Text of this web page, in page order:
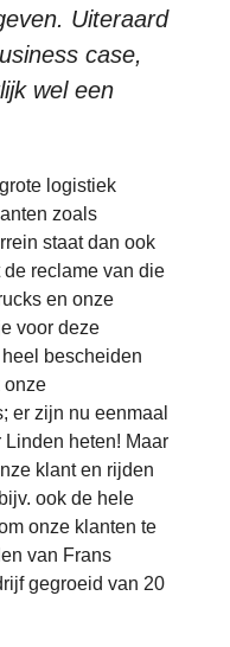
Uiteraard
case,
wel een
logistiek
zoals
staat dan ook
reclame van die
en onze
voor deze
bescheiden
onze
er zijn nu eenmaal
Linden heten! Maar
klant en rijden
ook de hele
onze klanten te
van Frans
gegroeid van 20